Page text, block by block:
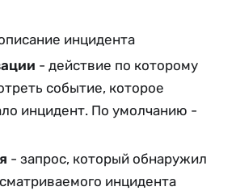
инцидента
- действие по которому
событие, которое
инцидент. По умолчанию -
- запрос, который обнаружил
инцидента